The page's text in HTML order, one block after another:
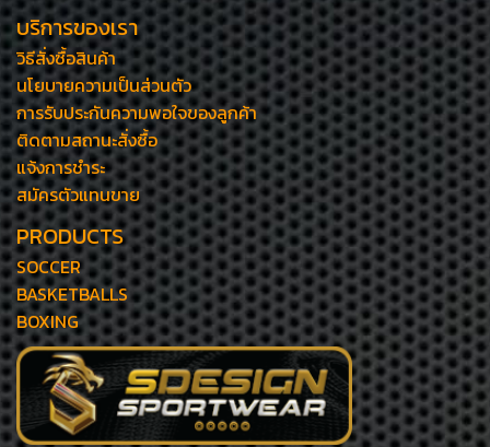
บริการของเรา
วิธีสั่งซื้อสินค้า
นโยบายความเป็นส่วนตัว
การรับประกันความพอใจของลูกค้า
ติดตามสถานะสั่งซื้อ
แจ้งการชำระ
สมัครตัวแทนขาย
PRODUCTS
SOCCER
BASKETBALLS
BOXING